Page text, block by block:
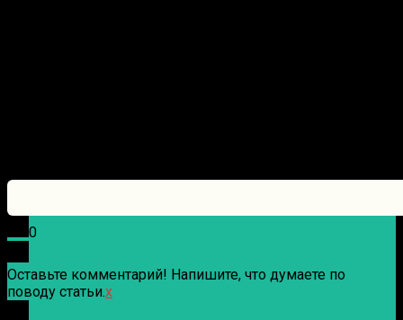
0
Оставьте комментарий! Напишите, что думаете по
поводу статьи.x